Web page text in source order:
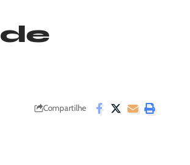
Compartilhe